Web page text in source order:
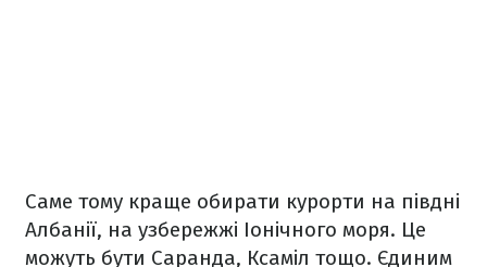
Саме тому краще обирати курорти на півдні
Албанії, на узбережжі Іонічного моря. Це
можуть бути Саранда, Ксаміл тощо. Єдиним